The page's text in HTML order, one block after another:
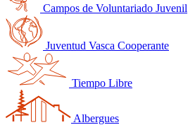
Campos de Voluntariado Juvenil
Juventud Vasca Cooperante
Tiempo Libre
Albergues